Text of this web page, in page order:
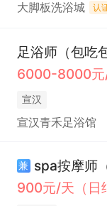
大脚板洗浴城 认
足浴师（包吃
6000-8000元
宣汉
宣汉青禾足浴馆
兼 spa按摩师
900元/天（日